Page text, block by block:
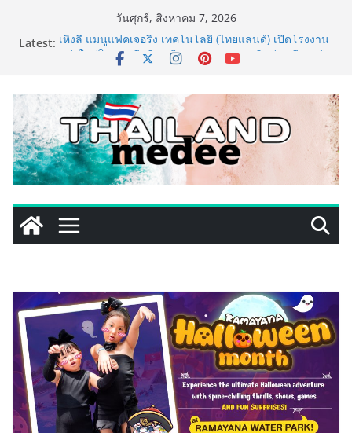
วันศุกร์, สิงหาคม 7, 2026
Latest: เหิงลี่ แมนูแฟคเจอริ่ง เทคโนโลยี (ไทยแลนด์) เปิดโรงงาน
แห่งใหม่ในชลบุรี เดินหน้าขยายฐานการผลิตสู่เอเชียตะวัน
TECNO ประกาศทรานส์ฟอร์มจากเกมมิ่งโฟน สู่ไลฟ์สไตล์
แฟชั่นไอเท็ม เสิร์ฟใหญ่ปักหมุดแลนมาร์คใหม่กลางสถานี
MRT วาง POVA 8 Series จุดเริ่มต้นครั้งสำคัญ
ครั้งแรกของอุตสาหกรรมสีไทย นิปปอนเพนต์ผนึก 6 พันธ
มิตรโมเดิร์นเทรดชั้นนำ นำร่องเปิดตัว “NIPPON PAINT
WORRY FREE” โปรแกรมดูแลคุณภาพฟิล์มสีหลังการขาย
ยกระดับความมั่นใจลูกค้าด้วยผลิตภัณฑ์คุณภาพและ
บริการหลังการขายที่ครบวงจร
เริ่มแล้ว! อ.ต.ก.แฟร์ 4 ภาค @ภาคกลาง “มนต์เสน่ห์เกษตร
ไทย สู่ใจกลางมหานคร” ชวนชิม ช้อป สินค้าเกษตร
คุณภาพจากทั่วไทย วันนี้ – 8 สิงหาคมนี้ ณ ลานคนเมือง
ราชปณิธาน สร้างคุณค่าการท่องเที่ยวไทยอย่างยั่งยืน